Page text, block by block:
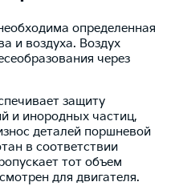
определенная
и воздуха. Воздух
через
защиту
и инородных частиц,
деталей поршневой
в соответствии
тот объем
для двигателя.